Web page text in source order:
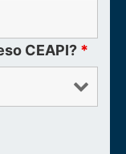
CEAPI? *